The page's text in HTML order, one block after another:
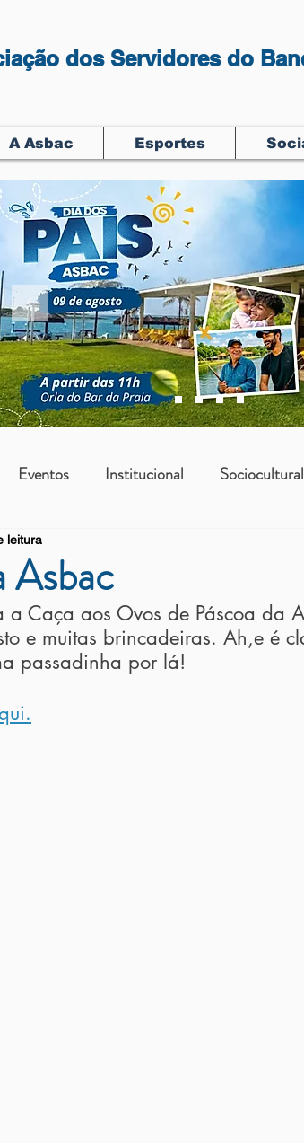
dos Servidores do
A Asbac Esportes
Eventos Institucional Sociocultural
Vantagens Asbac
Asbac
leitura
Caça aos Ovos de Páscoa da
e muitas brincadeiras. Ah,e é
passadinha por lá!